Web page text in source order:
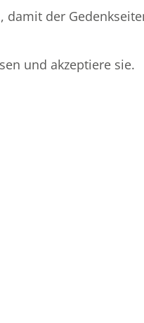
der
und akzeptiere sie.